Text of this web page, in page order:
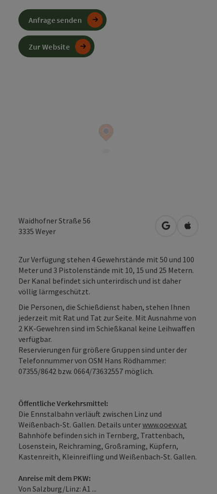
Waidhofner Straße 56
3335 Weyer in Google
in
Zur Verfügung stehen 4 Gewehrstände mit 50 und 100
Meter und 3 Pistolenstände mit 10, 15 und 25 Metern.
Der Kanal befindet sich unterirdisch und ist daher
völlig lärmgeschützt.
Die Personen, die Schießdienst haben, stehen Ihnen
jederzeit mit Rat und Tat zur Seite. Mit Ausnahme von
2 KK-Gewehren sind im Schießkanal keine Leihwaffen
verfügbar.
Reservierungen für größere Gruppen sind unter der
Telefonnummer von OSM Hans Rödhammer:
07355/8642 bzw. 0664/73632557 möglich.
Öffentliche Verkehrsmittel:
Die Ennstalbahn verläuft zwischen Linz und
Weißenbach-St. Gallen. Details unterwww.ooevv.at
Bahnhöfe befinden sich in Ternberg, Trattenbach,
Losenstein, Reichraming, Großraming, Küpfern,
Kastenreith, Kleinreifling und Weißenbach-St. Gallen.
Anreise mit dem PKW:
Von Salzburg/Linz: A1 ...
Anfrage senden
Zur Website